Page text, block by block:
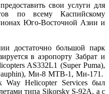
свои услуги для
по всему Каспийскому
Юго-Восточной Азии и
достаточно большой парк
в аэропорту Забрат и
AS332L1 (Super Puma),
Ми-8 МТВ-1, Ми-171.
Way Helicopter Services был
типа Sikorsky S-92A, а с